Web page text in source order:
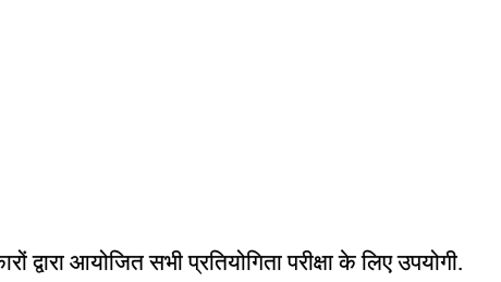
आयोजित सभी प्रतियोगिता परीक्षा के लिए उपयोगी.